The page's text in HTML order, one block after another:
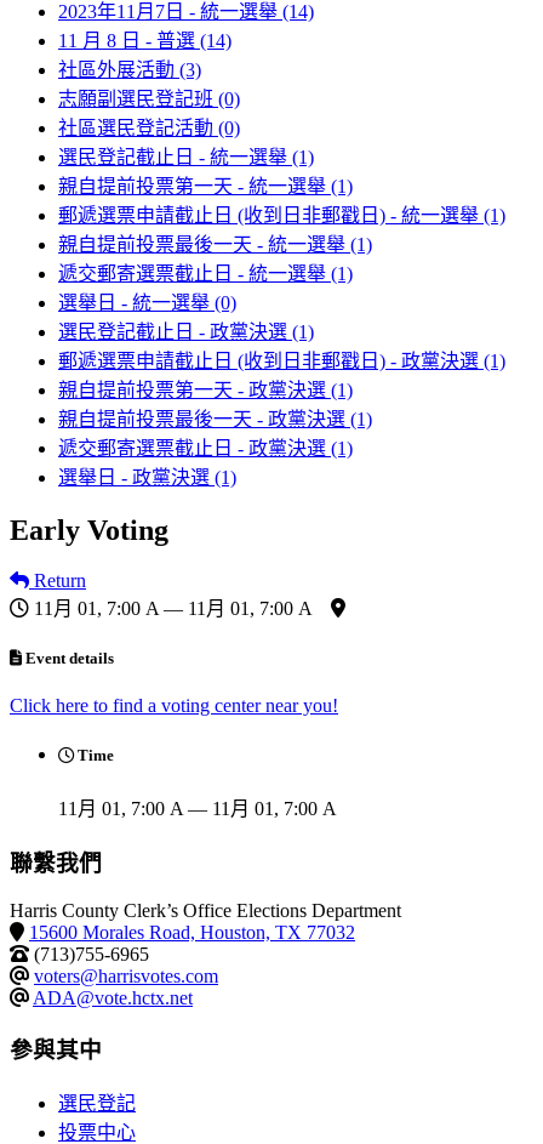
2023年11月7日 - 統一選舉 (14)
11 月 8 日 - 普選 (14)
社區外展活動 (3)
志願副選民登記班 (0)
社區選民登記活動 (0)
選民登記截止日 - 統一選舉 (1)
親自提前投票第一天 - 統一選舉 (1)
郵遞選票申請截止日 (收到日非郵戳日) - 統一選舉 (1)
親自提前投票最後一天 - 統一選舉 (1)
遞交郵寄選票截止日 - 統一選舉 (1)
選舉日 - 統一選舉 (0)
選民登記截止日 - 政黨決選 (1)
郵遞選票申請截止日 (收到日非郵戳日) - 政黨決選 (1)
親自提前投票第一天 - 政黨決選 (1)
親自提前投票最後一天 - 政黨決選 (1)
遞交郵寄選票截止日 - 政黨決選 (1)
選舉日 - 政黨決選 (1)
Early Voting
Return
11月 01, 7:00 A — 11月 01, 7:00 A
Event details
Click here to find a voting center near you!
Time
11月 01, 7:00 A — 11月 01, 7:00 A
聯繫我們
Harris County Clerk’s Office Elections Department
15600 Morales Road, Houston, TX 77032
(713)755-6965
voters@harrisvotes.com
ADA@vote.hctx.net
參與其中
選民登記
投票中心